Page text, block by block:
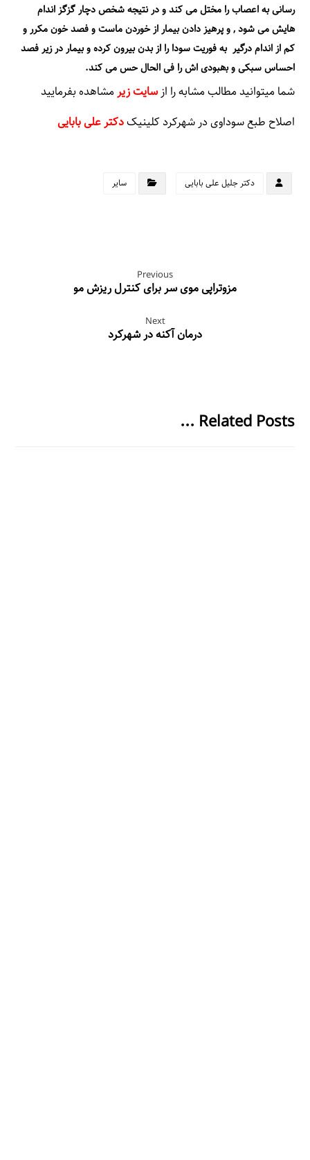
رسانی به اعصاب را مختل می کند و در نتیجه شخص دچار گزگز اندام
ھایش می شود , و پرھیز دادن بیمار از خوردن ماست و فصد خون مکرر و
کم از اندام درگیر به فوریت سودا را از بدن بیرون کرده و بیمار در زیر فصد
احساس سبکی و بھبودی اش را فی الحال حس می کند.
شما میتوانید مطالب مشابه را ازسایت زیرمشاهده بفرمایید
اصلاح طبع سوداوی در شهرکرد کلینیکدکتر علی بابایی
دکتر جلیل علی بابایی سایر
Previous
مزوتراپی موی سر برای کنترل ریزش مو
Next
درمان آکنه در شهرکرد
Related Posts ...